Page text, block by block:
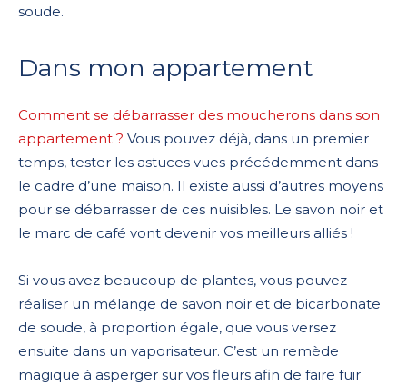
soude.
Dans mon appartement
Comment se débarrasser des moucherons dans son
appartement ? Vous pouvez déjà, dans un premier
temps, tester les astuces vues précédemment dans
le cadre d’une maison. Il existe aussi d’autres moyens
pour se débarrasser de ces nuisibles. Le savon noir et
le marc de café vont devenir vos meilleurs alliés !
Si vous avez beaucoup de plantes, vous pouvez
réaliser un mélange de savon noir et de bicarbonate
de soude, à proportion égale, que vous versez
ensuite dans un vaporisateur. C’est un remède
magique à asperger sur vos fleurs afin de faire fuir